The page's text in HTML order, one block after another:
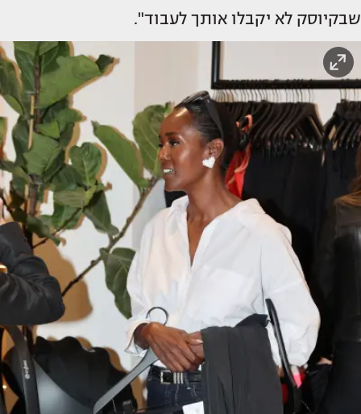
שבקיוסק לא יקבלו אותך לעבוד".